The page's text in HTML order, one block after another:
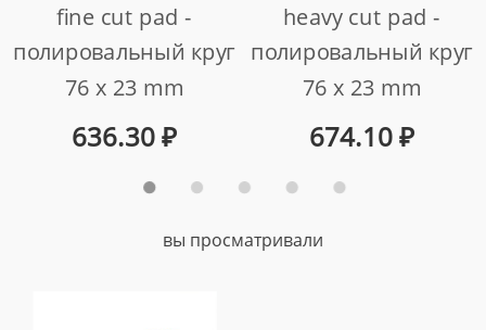
fine cut pad -
полировальный круг
76 x 23 mm
арт. 999580
636.30₽
heavy cut pad -
полировальный круг
76 x 23 mm
арт. 999577
674.10₽
вы просматривали